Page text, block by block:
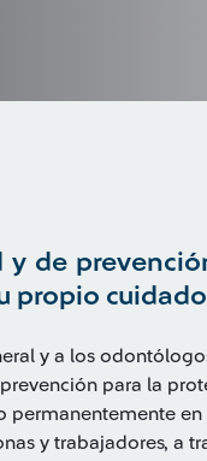
y de
propio
y a los
para la
permanentemente en
y trabajadores, a